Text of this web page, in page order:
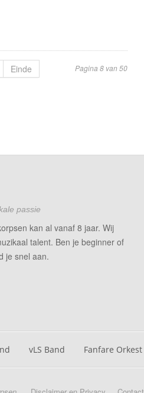
Pagina 8 van 50
Einde
passie
kan al vanaf 8 jaar. Wij
talent. Ben je beginner of
je snel aan.
vLS Band Fanfare Orkest